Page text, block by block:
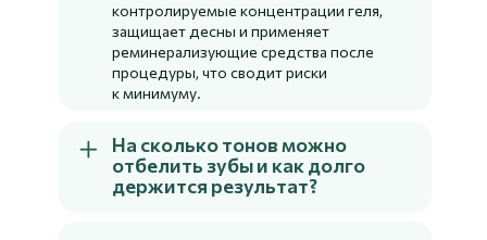
контролируемые концентрации геля,
защищает десны и применяет
реминерализующие средства после
процедуры, что сводит риски
к минимуму.
На сколько тонов можно
отбелить зубы и как долго
держится результат?